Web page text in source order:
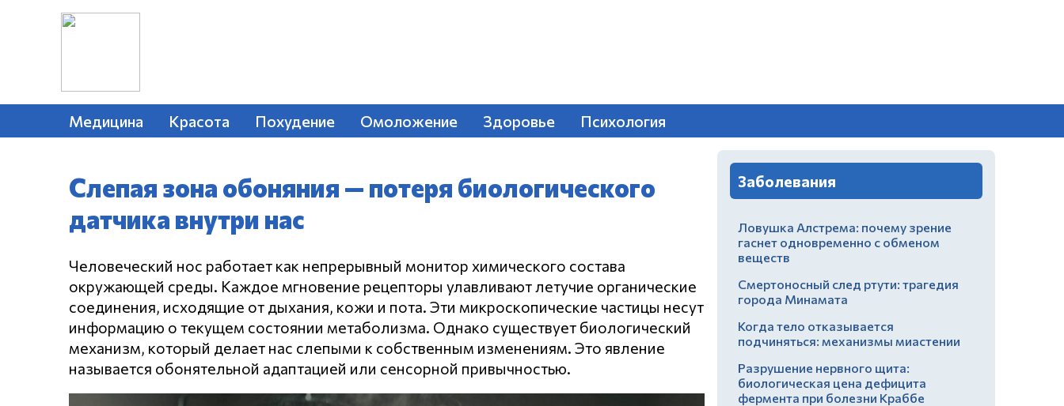
Медицина Красота Похудение Омоложение Здоровье Психология
Слепая зона обоняния — потеря биологического
датчика внутри нас
Человеческий нос работает как непрерывный монитор химического состава
окружающей среды. Каждое мгновение рецепторы улавливают летучие органические
соединения, исходящие от дыхания, кожи и пота. Эти микроскопические частицы несут
информацию о текущем состоянии метаболизма. Однако существует биологический
механизм, который делает нас слепыми к собственным изменениям. Это явление
называется обонятельной адаптацией или сенсорной привычностью.
Заболевания
Ловушка Алстрема: почему зрение
гаснет одновременно с обменом
веществ
Смертоносный след ртути: трагедия
города Минамата
Когда тело отказывается
подчиняться: механизмы миастении
Разрушение нервного щита:
биологическая цена дефицита
фермента при болезни Краббе